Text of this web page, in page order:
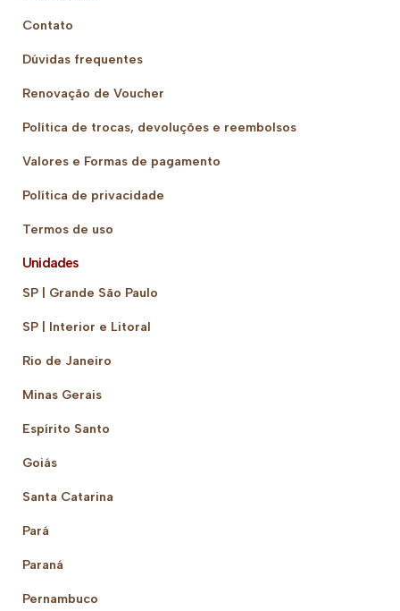
Contato
Dúvidas frequentes
Renovação de Voucher
Política de trocas, devoluções e reembolsos
Valores e Formas de pagamento
Política de privacidade
Termos de uso
Unidades
SP | Grande São Paulo
SP | Interior e Litoral
Rio de Janeiro
Minas Gerais
Espírito Santo
Goiás
Santa Catarina
Pará
Paraná
Pernambuco